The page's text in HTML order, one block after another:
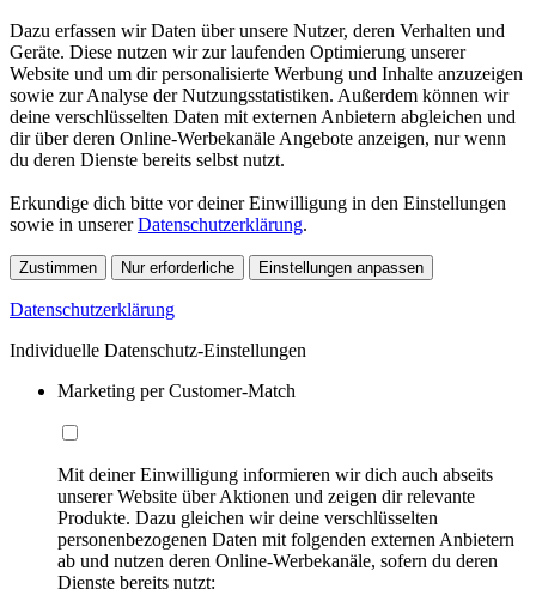
Dazu erfassen wir Daten über unsere Nutzer, deren Verhalten und
Geräte. Diese nutzen wir zur laufenden Optimierung unserer
Website und um dir personalisierte Werbung und Inhalte anzuzeigen
sowie zur Analyse der Nutzungsstatistiken. Außerdem können wir
deine verschlüsselten Daten mit externen Anbietern abgleichen und
dir über deren Online-Werbekanäle Angebote anzeigen, nur wenn
du deren Dienste bereits selbst nutzt.
Erkundige dich bitte vor deiner Einwilligung in den Einstellungen
sowie in unsererDatenschutzerklärung.
Zustimmen Nur erforderliche Einstellungen anpassen
Datenschutzerklärung
Individuelle Datenschutz-Einstellungen
Marketing per Customer-Match
Mit deiner Einwilligung informieren wir dich auch abseits
unserer Website über Aktionen und zeigen dir relevante
Produkte. Dazu gleichen wir deine verschlüsselten
personenbezogenen Daten mit folgenden externen Anbietern
ab und nutzen deren Online-Werbekanäle, sofern du deren
Dienste bereits nutzt: